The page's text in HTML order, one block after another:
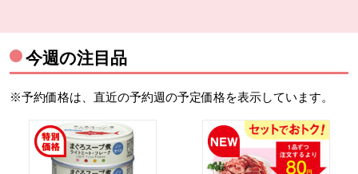
今週の注目品
※予約価格は、直近の予約週の予定価格を表示しています。